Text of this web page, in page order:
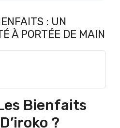
: UN
À PORTÉE DE MAIN
Bienfaits
?